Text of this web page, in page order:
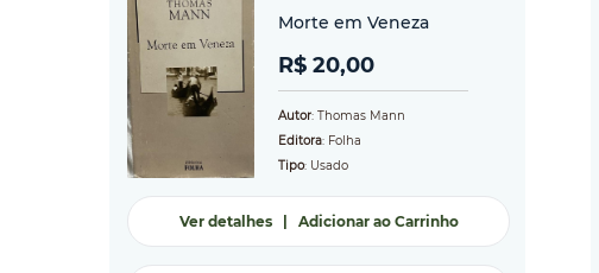
Morte em Veneza
R$ 20,00
Autor: Thomas Mann
Editora: Folha
Tipo: Usado
Ver detalhes| Adicionar ao Carrinho